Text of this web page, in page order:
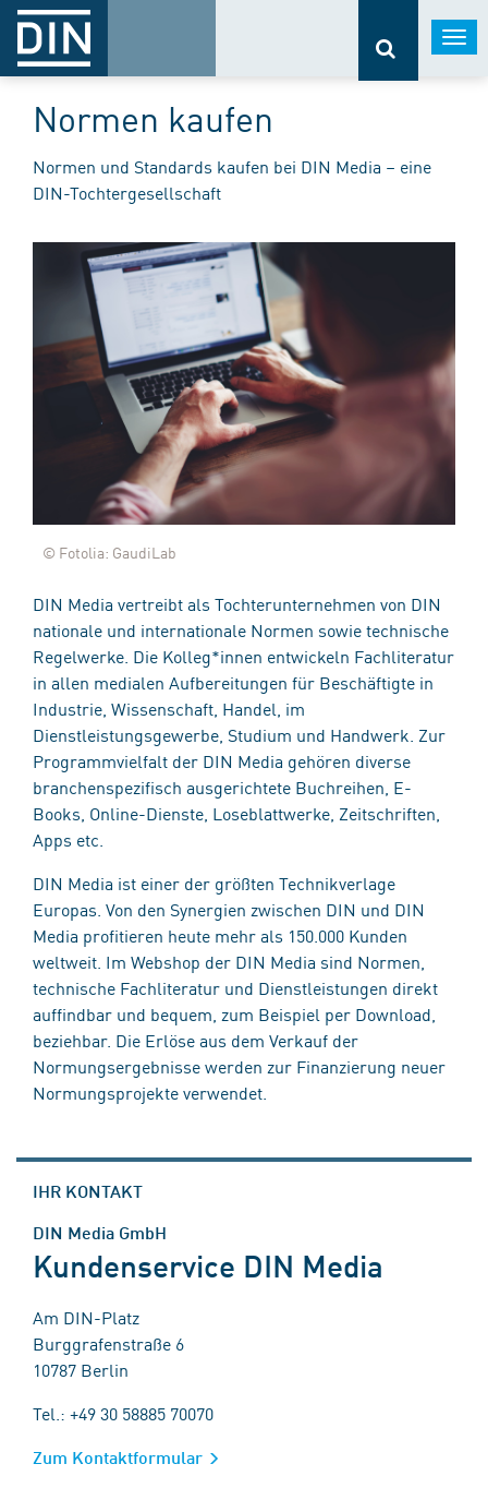
Normen kaufen
Normen und Standards kaufen bei DIN Media – eine
DIN-Tochtergesellschaft
© Fotolia: GaudiLab
DIN Media vertreibt als Tochterunternehmen von DIN
nationale und internationale Normen sowie technische
Regelwerke. Die Kolleg*innen entwickeln Fachliteratur
in allen medialen Aufbereitungen für Beschäftigte in
Industrie, Wissenschaft, Handel, im
Dienstleistungsgewerbe, Studium und Handwerk. Zur
Programmvielfalt der DIN Media gehören diverse
branchenspezifisch ausgerichtete Buchreihen, E-
Books, Online-Dienste, Loseblattwerke, Zeitschriften,
Apps etc.
DIN Media ist einer der größten Technikverlage
Europas. Von den Synergien zwischen DIN und DIN
Media profitieren heute mehr als 150.000 Kunden
weltweit. Im Webshop der DIN Media sind Normen,
technische Fachliteratur und Dienstleistungen direkt
auffindbar und bequem, zum Beispiel per Download,
beziehbar. Die Erlöse aus dem Verkauf der
Normungsergebnisse werden zur Finanzierung neuer
Normungsprojekte verwendet.
IHR KONTAKT
DIN Media GmbH
Kundenservice DIN Media
Am DIN-Platz
Burggrafenstraße 6
10787 Berlin
Tel.: +49 30 58885 70070
Zum Kontaktformular